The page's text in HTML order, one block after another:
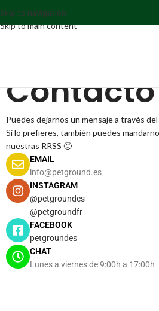
Skip to navigation
Skip to main content
Contacto
Puedes dejarnos un mensaje a través
Si lo prefieres, también puedes
nuestras RRSS 🙂
EMAIL
info@petground.es
INSTAGRAM
@petgroundes
@petgroundfr
FACEBOOK
petgroundes
CHAT
Lunes a viernes de 9:00h a 17:00h